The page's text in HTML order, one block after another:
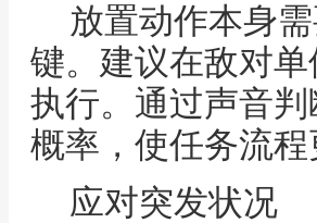
放置动作本身
键。建议在敌对
执行。通过声音
概率，使任务流程
应对突发状况